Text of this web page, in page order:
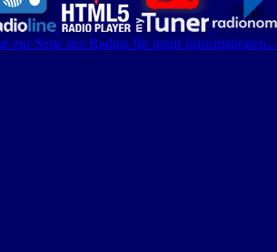
zur Seite des Radios für mehr Informationen...